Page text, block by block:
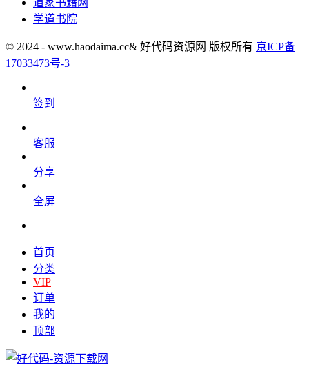
道家书籍网
学道书院
© 2024 - www.haodaima.cc& 好代码资源网 版权所有 京ICP备
17033473号-3
签到
客服
分享
全屏
首页
分类
VIP
订单
我的
顶部